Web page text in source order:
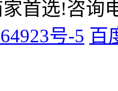
首选!咨询
号-5 百